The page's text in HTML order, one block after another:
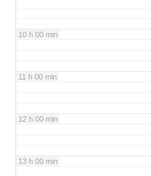
10 h 00 min
11 h 00 min
12 h 00 min
13 h 00 min